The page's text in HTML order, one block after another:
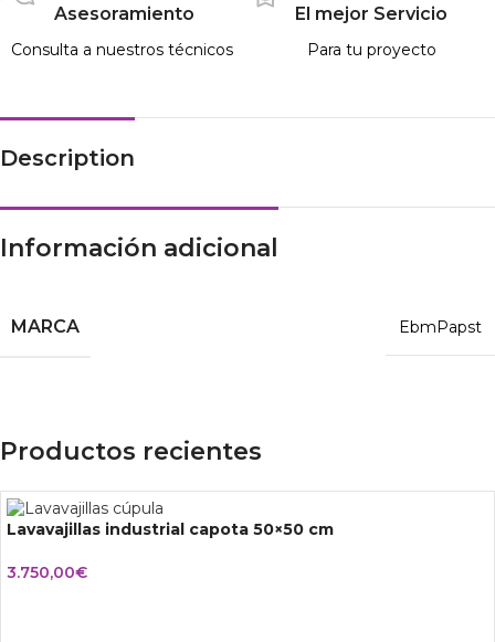
Asesoramiento
Consulta a nuestros técnicos
El mejor Servicio
Para tu proyecto
Description
Información adicional
MARCA EbmPapst
Productos recientes
Lavavajillas industrial capota 50×50 cm
3.750,00€